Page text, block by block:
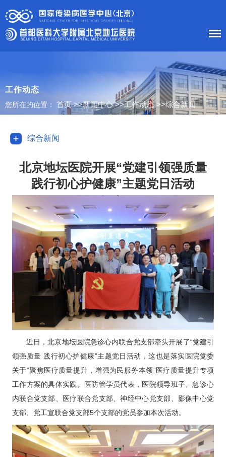
患者服务
科室导航
新闻中心
党建工作
科研教学
院务公开
院庆专栏
中文版
EN
登录
工作动态
您所在的位置： 首页>>新闻中心>>工作动态>>综合新闻
综合新闻
北京地坛医院开展“党建引领强质量
践行初心护健康”主题党日活动
近日，北京地坛医院急诊心内联合党支部牵头开展了“党建引
领强质量 践行初心护健康”主题党日活动，这也是落实医院党委
关于“聚焦医疗质量提升，增强为民服务本领”医疗质量提升专项
工作方案的具体实践。医防管学员代表，医院领导班子、急诊心
内联合党支部、医疗联合党支部、神经中心党支部、影像中心党
支部、党工宣联合党支部5个支部的党员参加本次活动。